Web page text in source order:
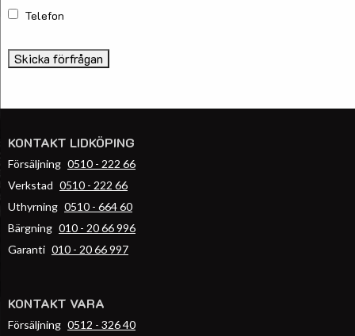
Telefon
KONTAKT LIDKÖPING
Försäljning 0510 - 222 66
Verkstad 0510 - 222 66
Uthyrning 0510 - 664 60
Bärgning 010 - 20 66 996
Garanti 010 - 20 66 997
KONTAKT VARA
Försäljning 0512 - 326 40